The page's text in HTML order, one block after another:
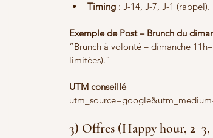
Timing : J-14, J-7, J-1 (rappel).
Exemple de Post – Brunch du
“Brunch à volonté – dimanche
limitées).”
UTM conseillé
3) Offres (Happy hour,